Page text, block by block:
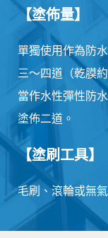
【塗佈量】
單獨使用作為防
三～四道（乾膜
當作水性彈性防
塗佈二道。
【塗刷工具】
毛刷、滾輪或無